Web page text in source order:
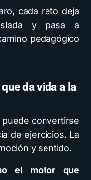
cada reto deja
y pasa a
pedagógico
da vida a la
puede convertirse
de ejercicios. La
y sentido.
el motor que